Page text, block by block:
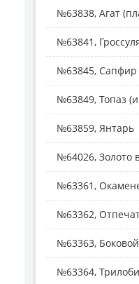
№63838, Агат
№63841,
№63845, Сапфир
№63849, Топаз
№63859, Янтарь
№64026, Золото
№63361,
№63362,
№63363,
№63364,